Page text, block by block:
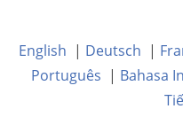
English | Deutsch |
Português | Bahasa